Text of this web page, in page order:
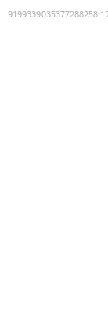
9199339035377288258: